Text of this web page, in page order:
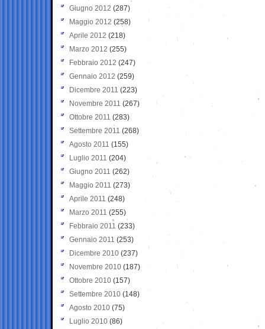
Giugno 2012 (287)
Maggio 2012 (258)
Aprile 2012 (218)
Marzo 2012 (255)
Febbraio 2012 (247)
Gennaio 2012 (259)
Dicembre 2011 (223)
Novembre 2011 (267)
Ottobre 2011 (283)
Settembre 2011 (268)
Agosto 2011 (155)
Luglio 2011 (204)
Giugno 2011 (262)
Maggio 2011 (273)
Aprile 2011 (248)
Marzo 2011 (255)
Febbraio 2011 (233)
Gennaio 2011 (253)
Dicembre 2010 (237)
Novembre 2010 (187)
Ottobre 2010 (157)
Settembre 2010 (148)
Agosto 2010 (75)
Luglio 2010 (86)